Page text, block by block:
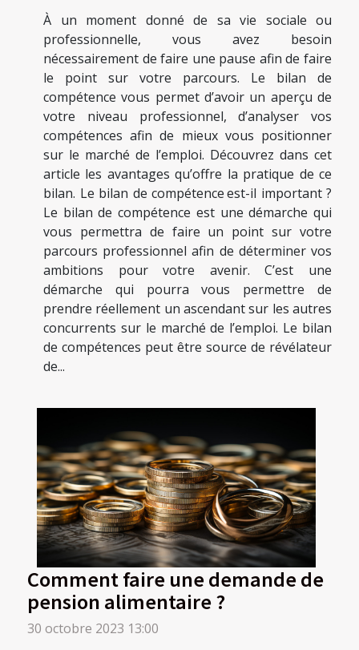
À un moment donné de sa vie sociale ou
professionnelle, vous avez besoin
nécessairement de faire une pause afin de faire
le point sur votre parcours. Le bilan de
compétence vous permet d’avoir un aperçu de
votre niveau professionnel, d’analyser vos
compétences afin de mieux vous positionner
sur le marché de l’emploi. Découvrez dans cet
article les avantages qu’offre la pratique de ce
bilan. Le bilan de compétence est-il important ?
Le bilan de compétence est une démarche qui
vous permettra de faire un point sur votre
parcours professionnel afin de déterminer vos
ambitions pour votre avenir. C’est une
démarche qui pourra vous permettre de
prendre réellement un ascendant sur les autres
concurrents sur le marché de l’emploi. Le bilan
de compétences peut être source de révélateur
de...
Comment faire une demande de
pension alimentaire ?
30 octobre 2023 13:00